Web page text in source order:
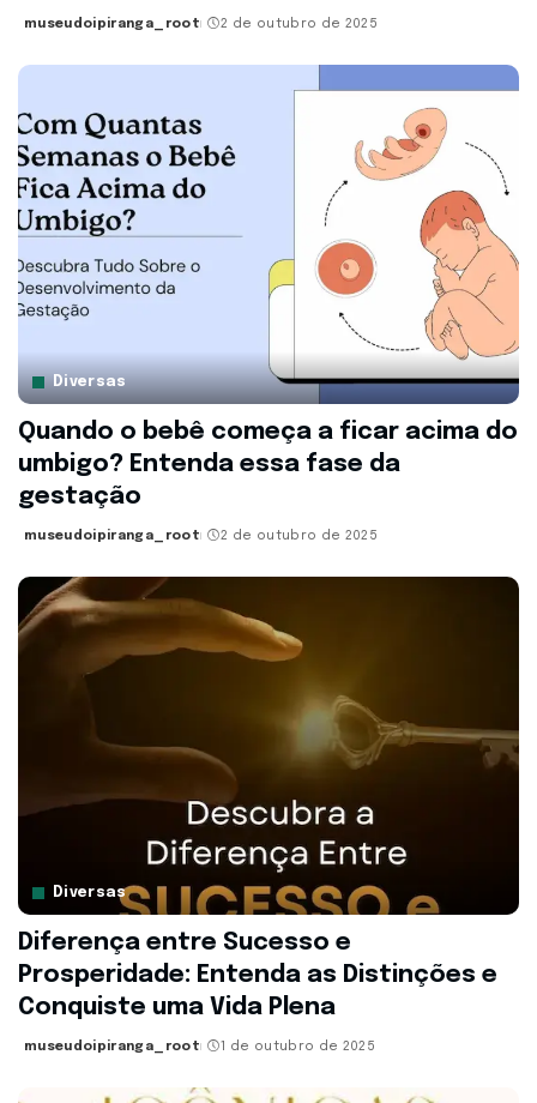
museudoipiranga_root 2 de outubro de 2025
Diversas
Quando o bebê começa a ficar acima do
umbigo? Entenda essa fase da
gestação
Posted
museudoipiranga_root 2 de outubro de 2025
Diversas
Diferença entre Sucesso e
Prosperidade: Entenda as Distinções e
Conquiste uma Vida Plena
museudoipiranga_root 1 de outubro de 2025